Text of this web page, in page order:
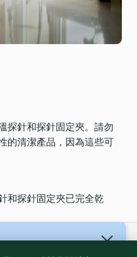
探針和探針固定夾。請勿
的清潔產品，因為這些可
和探針固定夾已完全乾